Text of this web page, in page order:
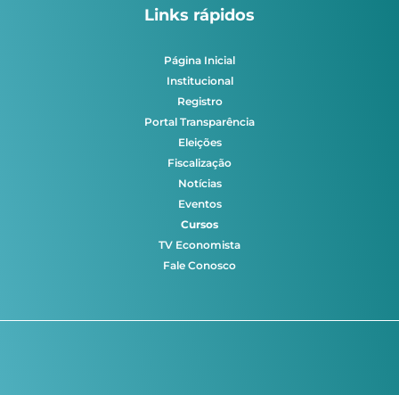
Links rápidos
Página Inicial
Institucional
Registro
Portal Transparência
Eleições
Fiscalização
Notícias
Eventos
Cursos
TV Economista
Fale Conosco